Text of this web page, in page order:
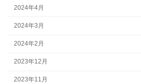
2024年4月
2024年3月
2024年2月
2023年12月
2023年11月